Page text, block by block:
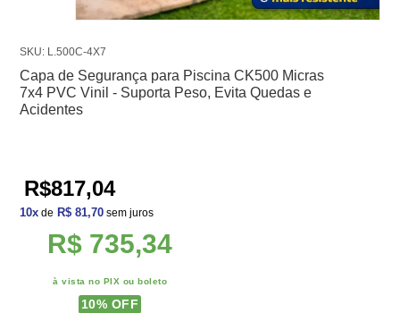
SKU: L.500C-4X7
Capa de Segurança para Piscina CK500 Micras
7x4 PVC Vinil - Suporta Peso, Evita Quedas e
Acidentes
R$817,04
10x de R$ 81,70 sem juros
R$ 735,34
à vista no PIX ou boleto
10% OFF